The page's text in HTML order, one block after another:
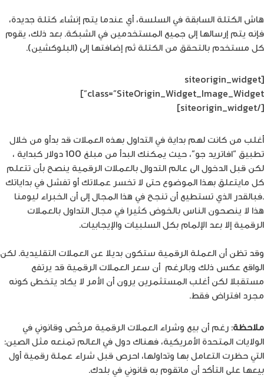
هاش الكتلة السابقة في السلسة، أي عندما يتم إنشاء كتلة جديدة،
فإنه يتم إرسالها إلى جميع المستخدمين في الشبكة. بعد ذلك، يقوم
كل مستخدم بالتحقق من الكتلة ثم إضافتها إلى (البلوكشين).
[siteorigin_widget
class=”SiteOrigin_Widget_Image_Widget”]
[/siteorigin_widget]
أغلب من كانت لهم بداية في التداول بهذه العملات قد بدأو من خلال
تطبيق “افاتريد جو”، حيث يمكنك البدأ من مبلغ 100 دولار كبداية ،
لكن قبل الدخول الى عالم التدوال بالعملات الرقمية ينصح بأن تتعلم
كل مايتعلق بهذا الموضوع حتى لا تخسر عملاتك أو تفشل في بداياتك
.فبالقدر الذي تستطيع أن تنجح في هذا المجال إلى أن الخبراء ليومنا
هذا لا ينصحون الناس بالخوض كثيرا في مجال التداول بالعملات
الرقمية إلا بعد الإلمام بكل السلبيات والإيجابيات.
وقد تظن أن العملة الرقمية ستكون بديلا عن العملات التقليدية. لكن
الواقع عكس ذلك وبالرغم أن سعر العملات الرقمية قد يرتفع
مستقبلا لكن أغلب المستثمرين يرون أن الأمر لا يكاد يتخطى كونه
مجرد افتراض فقط.
ملاحظة: رغم أن بيع وشراء العملات الرقمية مرخّص وقانوني في
الولايات المتحدة الأمريكية، فهناك دول في العالم تمنعه مثل الصين:
التي حظرت التعامل بها وتداولها، احرص قبل شراء عملة رقمية أول
بيعها على التأكد أن ماتقوم به قانوني في بلدك.